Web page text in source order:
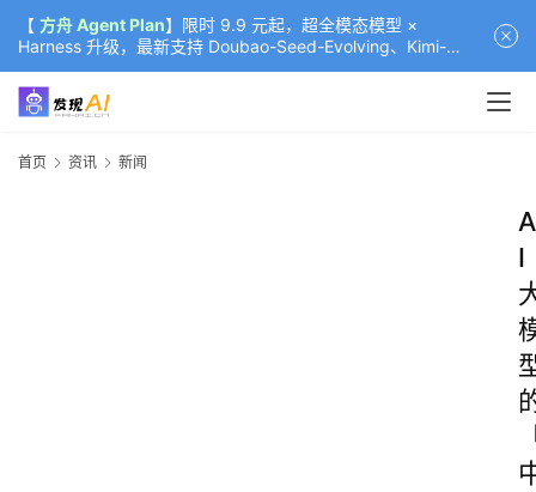
【 方舟 Agent Plan】限时 9.9 元起，超全模态模型 ×
Harness 升级，最新支持 Doubao-Seed-Evolving、Kimi-
K3（部分）、GLM-5.2
首页 资讯 新闻
A
I